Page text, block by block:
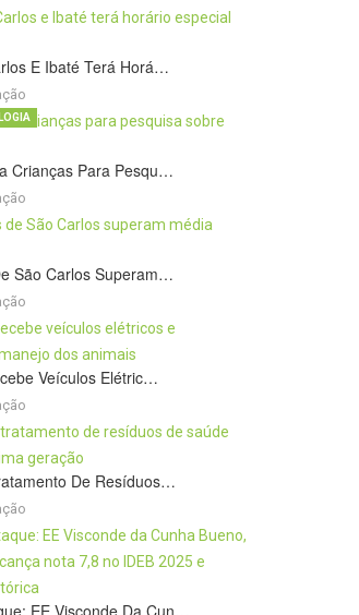
E Ibaté Terá Horá…
Crianças Para Pesqu…
São Carlos Superam…
Veículos Elétric…
De Resíduos…
EE Visconde Da Cun…